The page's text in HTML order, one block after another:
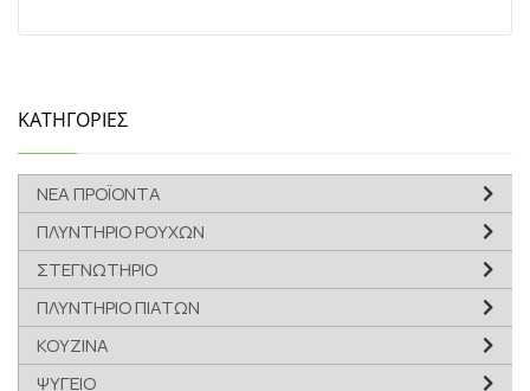
ΚΑΤΗΓΟΡΙΕΣ
ΝΕΑ ΠΡΟΪΟΝΤΑ
ΠΛΥΝΤΗΡΙΟ ΡΟΥΧΩΝ
ΣΤΕΓΝΩΤΗΡΙΟ
ΠΛΥΝΤΗΡΙΟ ΠΙΑΤΩΝ
ΚΟΥΖΙΝΑ
ΨΥΓΕΙΟ